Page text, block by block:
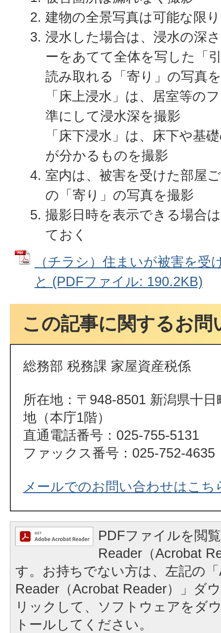
建物の全景写真は可能な限
浸水した場合は、浸水の深
ーをあてて全体を写した「
読み取れる「寄り」の写真
「床上浸水」は、居室等の
準にして浸水深を撮影
「床下浸水」は、床下や基
が分かるものを撮影
室内は、被害を受けた部屋
の「寄り」の写真を撮影
撮影日時を表示できる場合
ておく
（チラシ）住まいが被害を
と (PDFファイル: 190.2KB)
この記事に関するお問
総務部 税務課 家屋資産税係
所在地：〒948-8501 新潟県十
地（本庁1階）
直通電話番号：025-755-5131
ファックス番号：025-752-4635
メールでのお問い合わせはこち
PDFファイルを閲
Reader（Acrobat
す。お持ちでない方は、左記の
Reader（Acrobat Reader）」ダ
リックして、ソフトウェアをダ
トールしてください。